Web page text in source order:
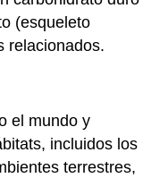
(esqueleto
relacionados.
el mundo y
incluidos los
terrestres,